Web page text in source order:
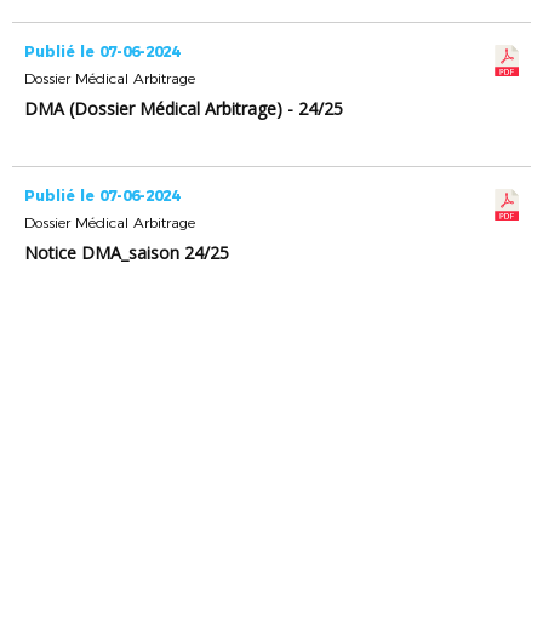
Publié le 07-06-2024
Dossier Médical Arbitrage
DMA (Dossier Médical Arbitrage) - 24/25
Publié le 07-06-2024
Dossier Médical Arbitrage
Notice DMA_saison 24/25